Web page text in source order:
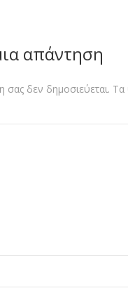
απάντηση
σας δεν δημοσιεύεται. Τα